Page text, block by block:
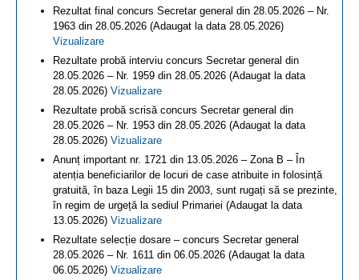
Rezultat final concurs Secretar general din 28.05.2026 – Nr.
1963 din 28.05.2026 (Adaugat la data 28.05.2026)
Vizualizare
Rezultate probă interviu concurs Secretar general din
28.05.2026 – Nr. 1959 din 28.05.2026 (Adaugat la data
28.05.2026) Vizualizare
Rezultate probă scrisă concurs Secretar general din
28.05.2026 – Nr. 1953 din 28.05.2026 (Adaugat la data
28.05.2026) Vizualizare
Anunț important nr. 1721 din 13.05.2026 – Zona B – În
atenția beneficiarilor de locuri de case atribuite in folosință
gratuită, în baza Legii 15 din 2003, sunt rugați să se prezinte,
în regim de urgeță la sediul Primariei (Adaugat la data
13.05.2026) Vizualizare
Rezultate selecție dosare – concurs Secretar general
28.05.2026 – Nr. 1611 din 06.05.2026 (Adaugat la data
06.05.2026) Vizualizare